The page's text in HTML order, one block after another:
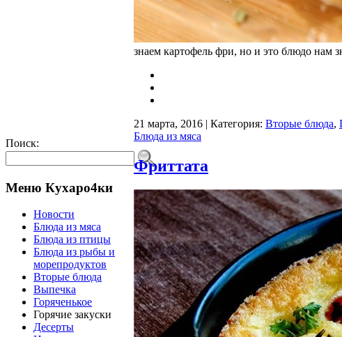
Поиск:
Меню Кухаро4ки
Новости
Блюда из мяса
Блюда из птицы
Блюда из рыбы и
морепродуктов
Вторые блюда
Выпечка
Горяченькое
Горячие закуски
Десерты
знаем картофель фри, но и это блюдо нам
21 марта, 2016 | Категория: Вторые блюда,
Блюда из мяса
Фриттата